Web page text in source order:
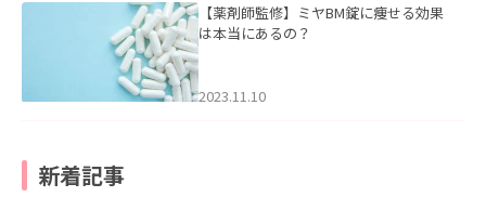
【薬剤師監修】ミヤBM錠に痩せる効果
は本当にあるの？
2023.11.10
新着記事